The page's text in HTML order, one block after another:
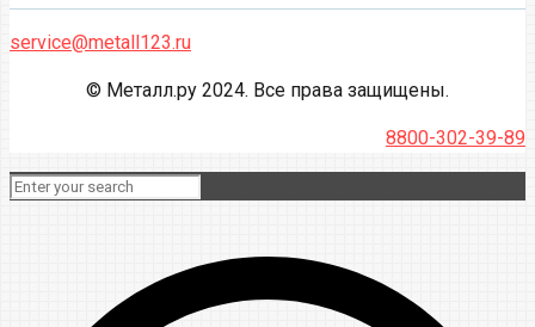
service@metall123.ru
© Металл.ру 2024. Все права защищены.
8800-302-39-89